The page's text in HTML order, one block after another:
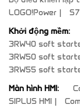
LOGO!Power
Khởi động mềm:
3RW40 soft
3RW50 soft
3RW55 soft
Màn hình HMI:
SIPLUS HMI